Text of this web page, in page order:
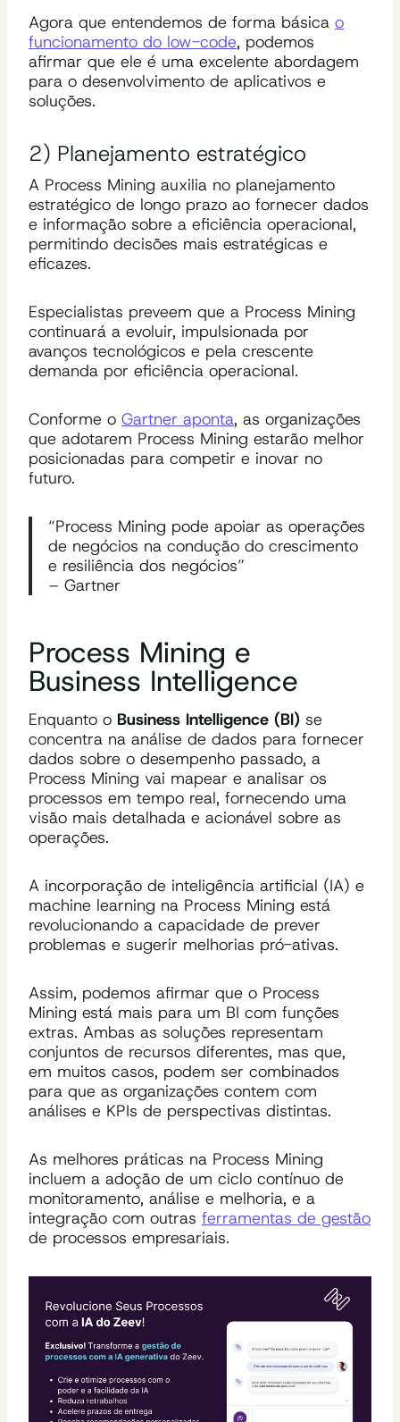
Agora que entendemos de forma básica o
funcionamento do low-code, podemos
afirmar que ele é uma excelente abordagem
para o desenvolvimento de aplicativos e
soluções.
2) Planejamento estratégico
A Process Mining auxilia no planejamento
estratégico de longo prazo ao fornecer dados
e informação sobre a eficiência operacional,
permitindo decisões mais estratégicas e
eficazes.
Especialistas preveem que a Process Mining
continuará a evoluir, impulsionada por
avanços tecnológicos e pela crescente
demanda por eficiência operacional.
Conforme o Gartner aponta, as organizações
que adotarem Process Mining estarão melhor
posicionadas para competir e inovar no
futuro.
“Process Mining pode apoiar as operações
de negócios na condução do crescimento
e resiliência dos negócios”
– Gartner
Process Mining e
Business Intelligence
Enquanto o Business Intelligence (BI) se
concentra na análise de dados para fornecer
dados sobre o desempenho passado, a
Process Mining vai mapear e analisar os
processos em tempo real, fornecendo uma
visão mais detalhada e acionável sobre as
operações.
A incorporação de inteligência artificial (IA) e
machine learning na Process Mining está
revolucionando a capacidade de prever
problemas e sugerir melhorias pró-ativas.
Assim, podemos afirmar que o Process
Mining está mais para um BI com funções
extras. Ambas as soluções representam
conjuntos de recursos diferentes, mas que,
em muitos casos, podem ser combinados
para que as organizações contem com
análises e KPIs de perspectivas distintas.
As melhores práticas na Process Mining
incluem a adoção de um ciclo contínuo de
monitoramento, análise e melhoria, e a
integração com outras ferramentas de gestão
de processos empresariais.